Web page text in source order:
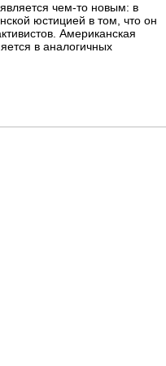
чем-то новым: в
юстицией в том, что он
Американская
в аналогичных